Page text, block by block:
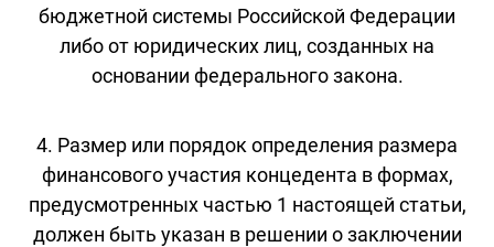
бюджетной системы Российской Федерации
либо от юридических лиц, созданных на
основании федерального закона.
4. Размер или порядок определения размера
финансового участия концедента в формах,
предусмотренных частью 1 настоящей статьи,
должен быть указан в решении о заключении